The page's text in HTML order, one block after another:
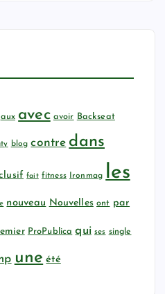
aux avec avoir Backseat
blog contre dans
fait fitness Ironmag les
nouveau Nouvelles ont par
ProPublica qui ses single
une été